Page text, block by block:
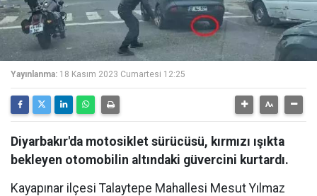
Yayınlanma: 18 Kasım 2023 Cumartesi 12:25
Diyarbakır'da motosiklet sürücüsü, kırmızı ışıkta
bekleyen otomobilin altındaki güvercini kurtardı.
Kayapınar ilçesi Talaytepe Mahallesi Mesut Yılmaz